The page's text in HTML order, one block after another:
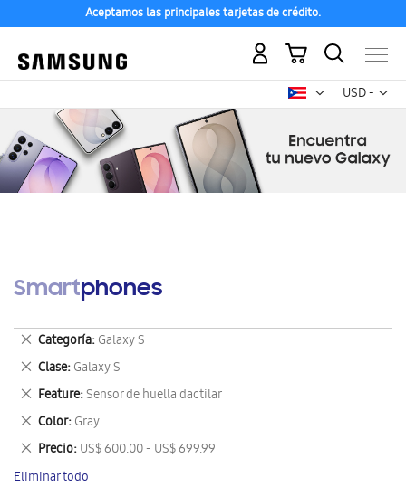
Aceptamos las principales tarjetas de crédito.
USD -
dólar
Mi carrito
Smartphones
Categoría Galaxy S
Eliminar
este
artículo
Clase Galaxy S
Eliminar
este
artículo
Feature Sensor de huella dactilar
Eliminar
este
artículo
Color Gray
Eliminar
este
artículo
Precio US$ 600.00 - US$ 699.99
Eliminar
este
artículo
Eliminar todo